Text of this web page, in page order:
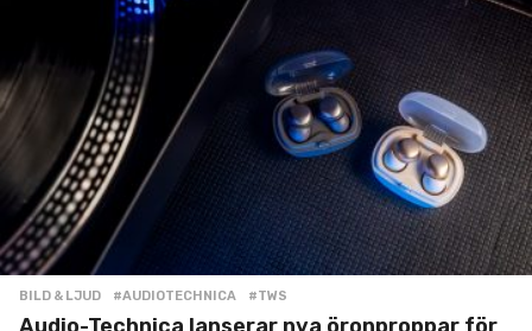
BILD & LJUD #AUDIOTECHNICA ,#TWS